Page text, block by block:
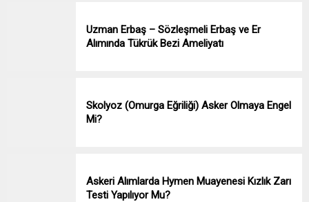
Uzman Erbaş – Sözleşmeli Erbaş ve Er
Alımında Tükrük Bezi Ameliyatı
Skolyoz (Omurga Eğriliği) Asker Olmaya Engel
Mi?
Askeri Alımlarda Hymen Muayenesi Kızlık Zarı
Testi Yapılıyor Mu?